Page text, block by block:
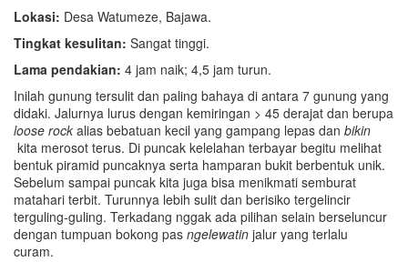
Lokasi: Desa Watumeze, Bajawa.
Tingkat kesulitan: Sangat tinggi.
Lama pendakian: 4 jam naik; 4,5 jam turun.
Inilah gunung tersulit dan paling bahaya di antara 7 gunung yang
didaki. Jalurnya lurus dengan kemiringan > 45 derajat dan berupa
loose rock alias bebatuan kecil yang gampang lepas dan bikin
kita merosot terus. Di puncak kelelahan terbayar begitu melihat
bentuk piramid puncaknya serta hamparan bukit berbentuk unik.
Sebelum sampai puncak kita juga bisa menikmati semburat
matahari terbit. Turunnya lebih sulit dan berisiko tergelincir
terguling-guling. Terkadang nggak ada pilihan selain berseluncur
dengan tumpuan bokong pas ngelewatin jalur yang terlalu
curam.